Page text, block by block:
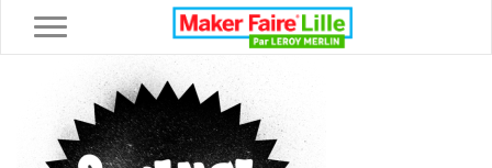
Toggle navigation